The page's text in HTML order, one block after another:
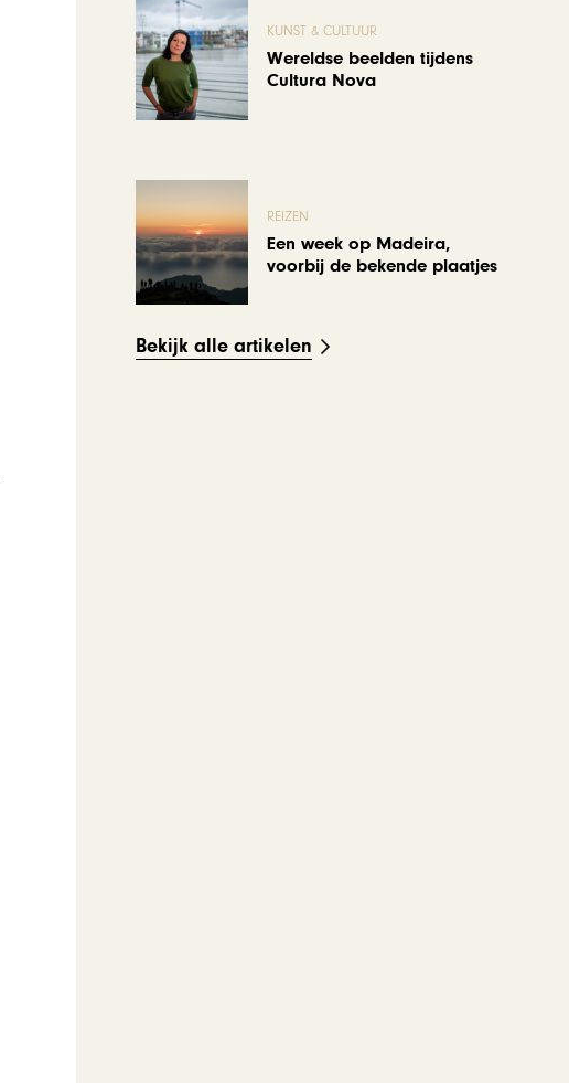
KUNST & CULTUUR
Wereldse beelden tijdens
Cultura Nova
REIZEN
Een week op Madeira,
voorbij de bekende plaatjes
Bekijk alle artikelen